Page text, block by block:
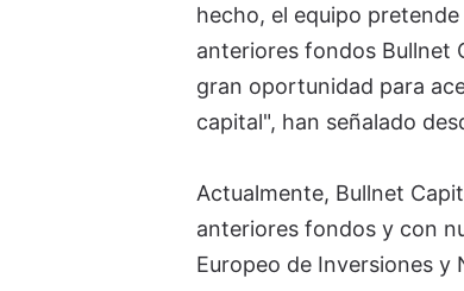
hecho, el equipo
anteriores fondos Bullnet
gran oportunidad para
capital", han señalado
Actualmente, Bullnet
anteriores fondos y con
Europeo de Inversiones y